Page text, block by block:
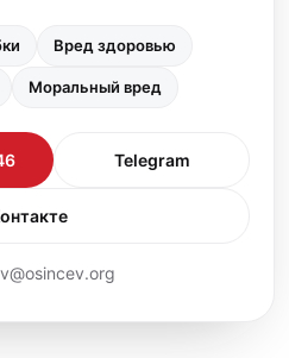
Вред здоровью
Моральный вред
Telegram